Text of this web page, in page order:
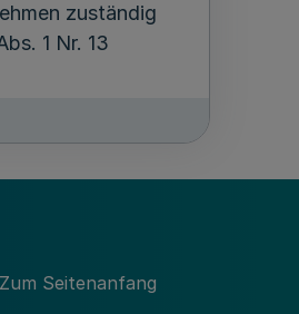
zuständig
1 Nr. 13
Zum Seitenanfang